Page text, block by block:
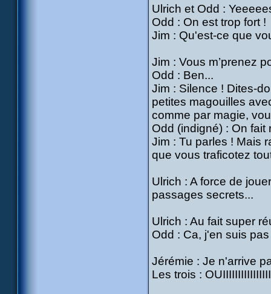
Ulrich et Odd :
Odd : On est trop fort !
Jim : Qu'est-ce que
Jim : Vous m’prenez
Odd : Ben...
Jim : Silence ! Dites-
petites magouilles
comme par magie,
Odd (indigné) : On fait
Jim : Tu parles ! Mais
que vous traficotez
Ulrich : A force de
passages secrets...
Ulrich : Au fait super
Odd : Ca, j'en suis
Jérémie : Je n'arrive
Les trois :